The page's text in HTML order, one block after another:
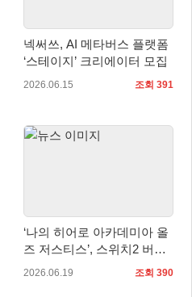
넥써쓰, AI 메타버스 플랫폼
‘스테이지’ 크리에이터 모집
2026.06.15 조회 391
‘나의 히어로 아카데미아 올
즈 저스티스’, 스위치2 버전
9월 3일 발매… 팩맨 미니게
2026.06.19 조회 390